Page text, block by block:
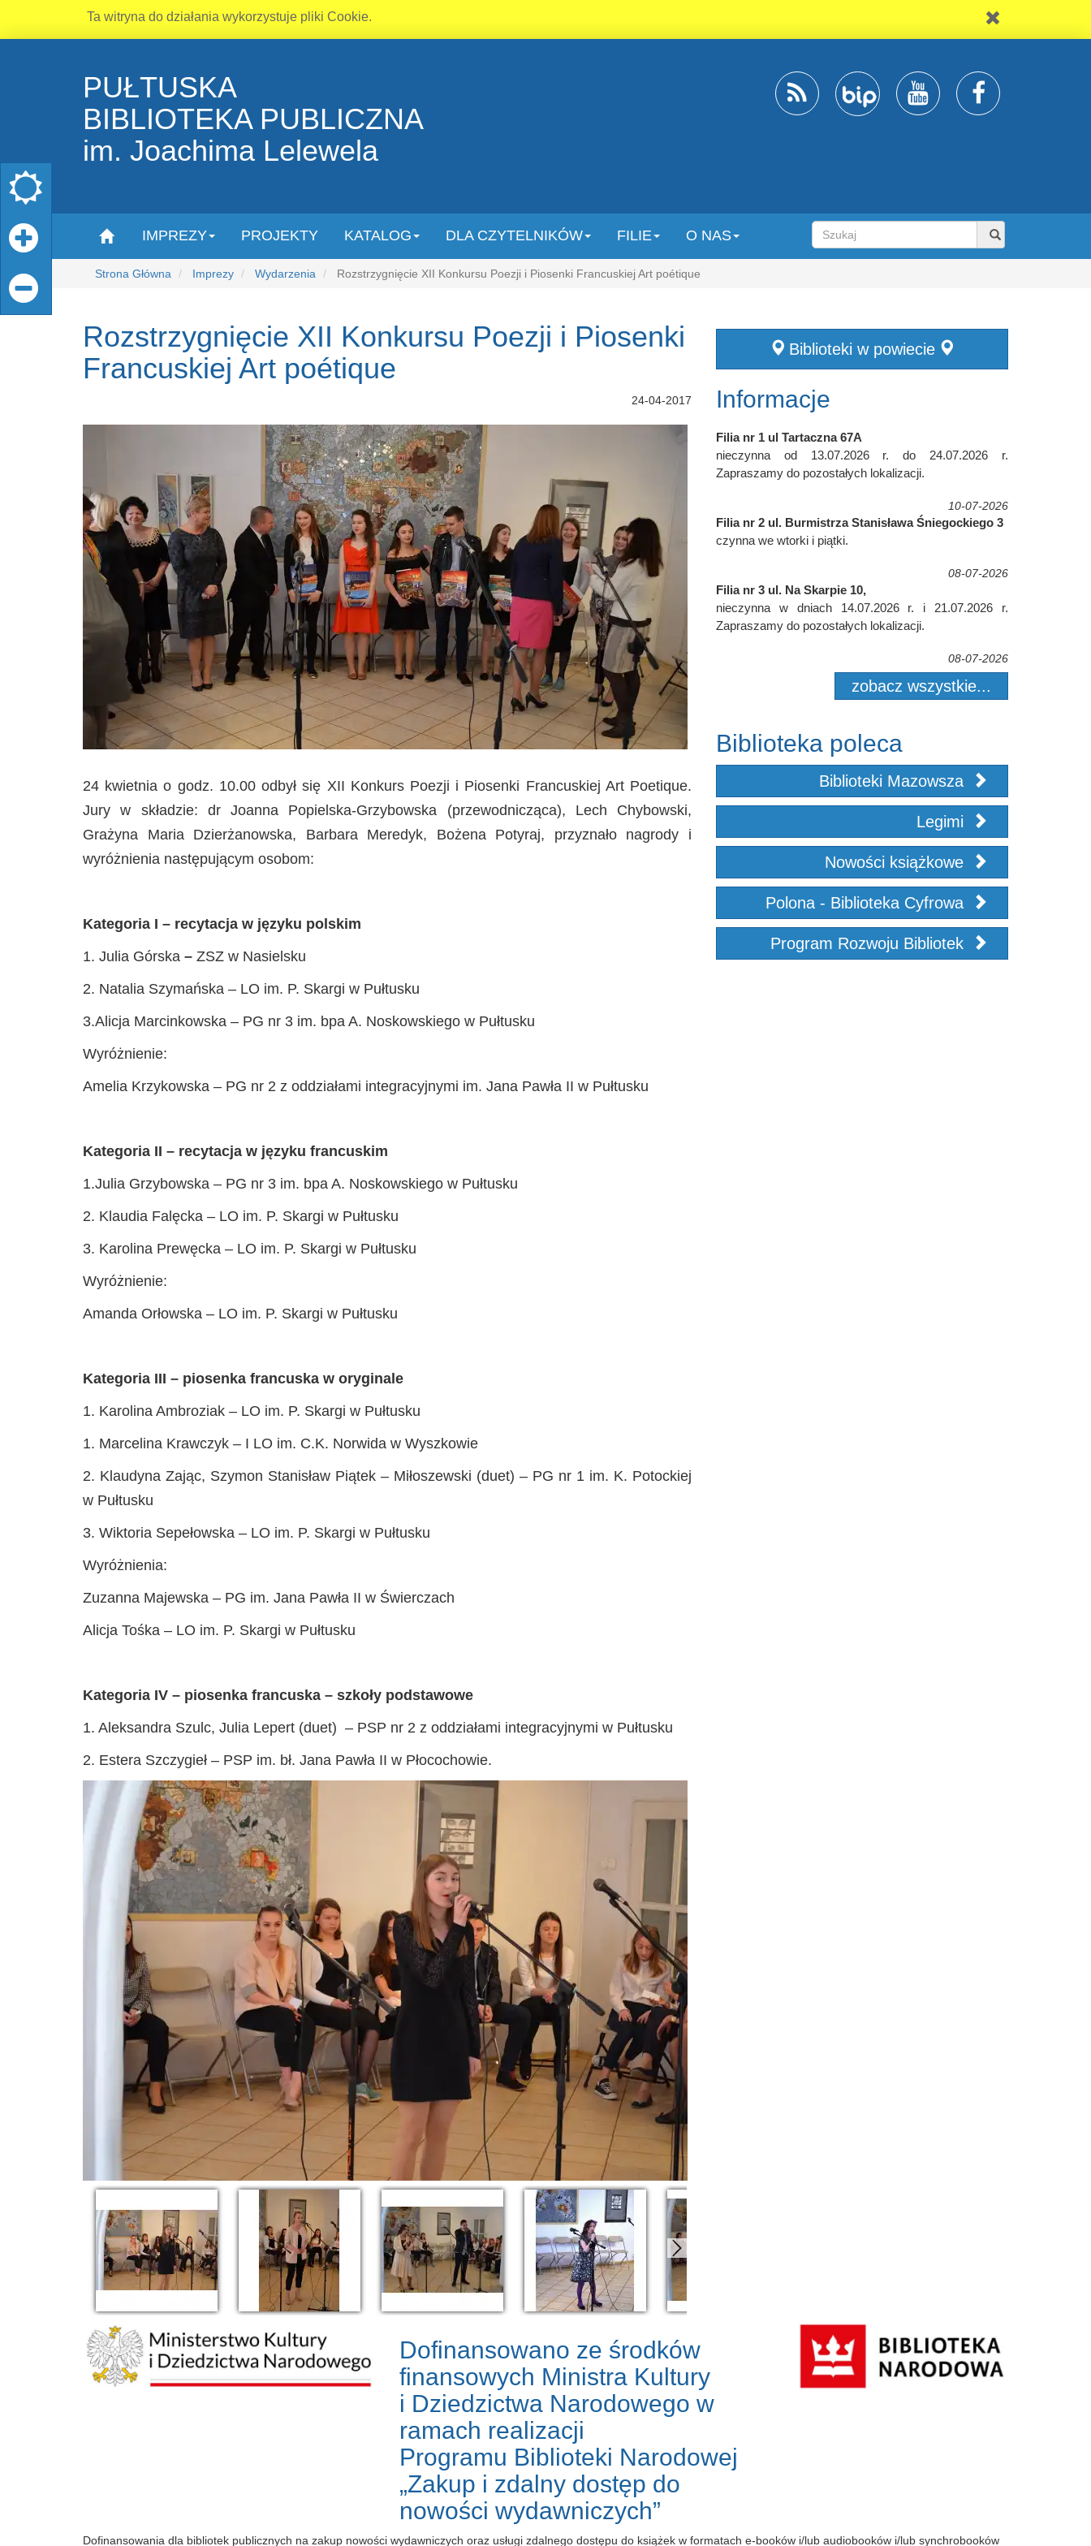
Ta witryna do działania wykorzystuje pliki Cookie.
PUŁTUSKA
BIBLIOTEKA PUBLICZNA
im. Joachima Lelewela
IMPREZY PROJEKTY KATALOG DLA CZYTELNIKÓW FILIE O NAS
Strona Główna Imprezy Wydarzenia Rozstrzygnięcie XII Konkursu Poezji i Piosenki Francuskiej Art poétique
Rozstrzygnięcie XII Konkursu Poezji i Piosenki
Francuskiej Art poétique
24-04-2017
24 kwietnia o godz. 10.00 odbył się XII Konkurs Poezji i Piosenki Francuskiej Art Poetique.
Jury w składzie: dr Joanna Popielska-Grzybowska (przewodnicząca), Lech Chybowski,
Grażyna Maria Dzierżanowska, Barbara Meredyk, Bożena Potyraj, przyznało nagrody i
wyróżnienia następującym osobom:
Kategoria I – recytacja w języku polskim
1. Julia Górska – ZSZ w Nasielsku
2. Natalia Szymańska – LO im. P. Skargi w Pułtusku
3.Alicja Marcinkowska – PG nr 3 im. bpa A. Noskowskiego w Pułtusku
Wyróżnienie:
Amelia Krzykowska – PG nr 2 z oddziałami integracyjnymi im. Jana Pawła II w Pułtusku
Kategoria II – recytacja w języku francuskim
1.Julia Grzybowska – PG nr 3 im. bpa A. Noskowskiego w Pułtusku
2. Klaudia Falęcka – LO im. P. Skargi w Pułtusku
3. Karolina Prewęcka – LO im. P. Skargi w Pułtusku
Wyróżnienie:
Amanda Orłowska – LO im. P. Skargi w Pułtusku
Kategoria III – piosenka francuska w oryginale
1. Karolina Ambroziak – LO im. P. Skargi w Pułtusku
1. Marcelina Krawczyk – I LO im. C.K. Norwida w Wyszkowie
2. Klaudyna Zając, Szymon Stanisław Piątek – Miłoszewski (duet) – PG nr 1 im. K. Potockiej
w Pułtusku
3. Wiktoria Sepełowska – LO im. P. Skargi w Pułtusku
Wyróżnienia:
Zuzanna Majewska – PG im. Jana Pawła II w Świerczach
Alicja Tośka – LO im. P. Skargi w Pułtusku
Kategoria IV – piosenka francuska – szkoły podstawowe
1. Aleksandra Szulc, Julia Lepert (duet) – PSP nr 2 z oddziałami integracyjnymi w Pułtusku
2. Estera Szczygieł – PSP im. bł. Jana Pawła II w Płocochowie.
Biblioteki w powiecie
Informacje
Filia nr 1 ul Tartaczna 67A
nieczynna od 13.07.2026 r. do 24.07.2026 r.
Zapraszamy do pozostałych lokalizacji.
10-07-2026
Filia nr 2 ul. Burmistrza Stanisława Śniegockiego 3
czynna we wtorki i piątki.
08-07-2026
Filia nr 3 ul. Na Skarpie 10,
nieczynna w dniach 14.07.2026 r. i 21.07.2026 r.
Zapraszamy do pozostałych lokalizacji.
08-07-2026
zobacz wszystkie...
Biblioteka poleca
Biblioteki Mazowsza
Legimi
Nowości książkowe
Polona - Biblioteka Cyfrowa
Program Rozwoju Bibliotek
Dofinansowano ze środków
finansowych Ministra Kultury
i Dziedzictwa Narodowego w
ramach realizacji
Programu Biblioteki Narodowej
„Zakup i zdalny dostęp do
nowości wydawniczych”
Dofinansowania dla bibliotek publicznych na zakup nowości wydawniczych oraz usługi zdalnego dostępu do książek w formatach e-booków i/lub audiobooków i/lub synchrobooków